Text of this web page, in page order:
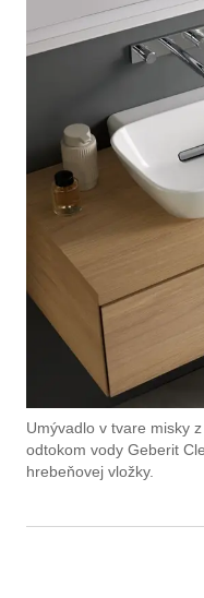
Umývadlo v tvare misky
odtokom vody Geberit
hrebeňovej vložky.